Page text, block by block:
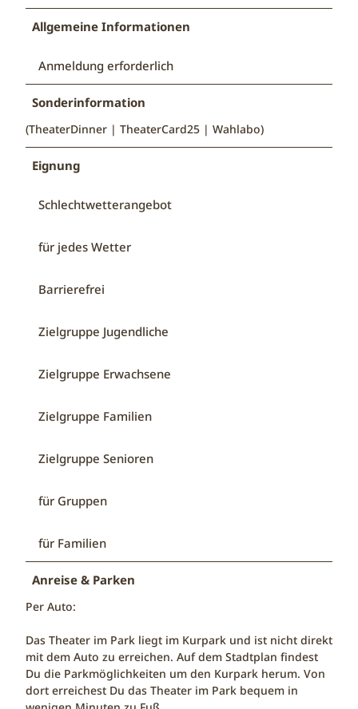
Allgemeine Informationen
Anmeldung erforderlich
Sonderinformation
(TheaterDinner | TheaterCard25 | Wahlabo)
Eignung
Schlechtwetterangebot
für jedes Wetter
Barrierefrei
Zielgruppe Jugendliche
Zielgruppe Erwachsene
Zielgruppe Familien
Zielgruppe Senioren
für Gruppen
für Familien
Anreise & Parken
Per Auto:
Das Theater im Park liegt im Kurpark und ist nicht direkt
mit dem Auto zu erreichen. Auf dem Stadtplan findest
Du die Parkmöglichkeiten um den Kurpark herum. Von
dort erreichest Du das Theater im Park bequem in